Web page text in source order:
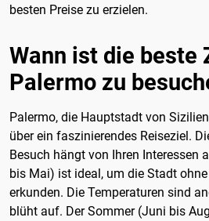
besten Preise zu erzielen.
Wann ist die beste
Palermo zu
Palermo, die Hauptstadt von
über ein faszinierendes Reiseziel.
Besuch hängt von Ihren Interessen
bis Mai) ist ideal, um die Stadt
erkunden. Die Temperaturen sind
blüht auf. Der Sommer (Juni bis